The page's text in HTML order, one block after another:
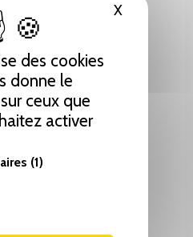
des cookies
donne le
ceux que
activer
(1)
XMasquer
A TRAVERS SA
CATHOLIQUE DE
DARD ODILE